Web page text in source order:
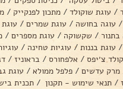
/ עוגת שוקולד / מתכון לפנקייק /
/ עוגה בחושה / עוגת שמרים /
/ שקשוקה / עוגת מספרים /
/ עוגת בננות / עוגיות טחינה /
צ׳יפס / אלפחורס / בראוניז /
מרק עדשים / פלפל ממולא / עוגת
/ תנאי שימוש - תקנון / תכנית